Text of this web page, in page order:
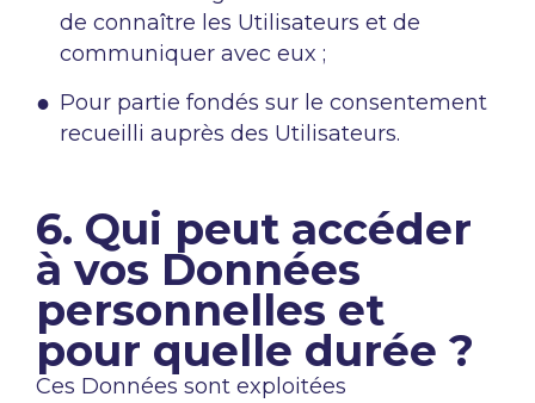
de connaître les Utilisateurs et de
communiquer avec eux ;
Pour partie fondés sur le consentement
recueilli auprès des Utilisateurs.
6. Qui peut accéder
à vos Données
personnelles et
pour quelle durée ?
Ces Données sont exploitées